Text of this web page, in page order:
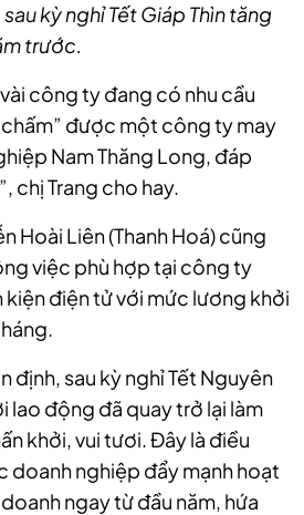
kỳ nghỉ Tết Giáp Thìn tăng
trước.
công ty đang có nhu cầu
được một công ty may
Nam Thăng Long, đáp
chị Trang cho hay.
Hoài Liên (Thanh Hoá) cũng
việc phù hợp tại công ty
kiện điện tử với mức lương khởi
định, sau kỳ nghỉ Tết Nguyên
lao động đã quay trở lại làm
khởi, vui tươi. Đây là điều
doanh nghiệp đẩy mạnh hoạt
ngay từ đầu năm, hứa